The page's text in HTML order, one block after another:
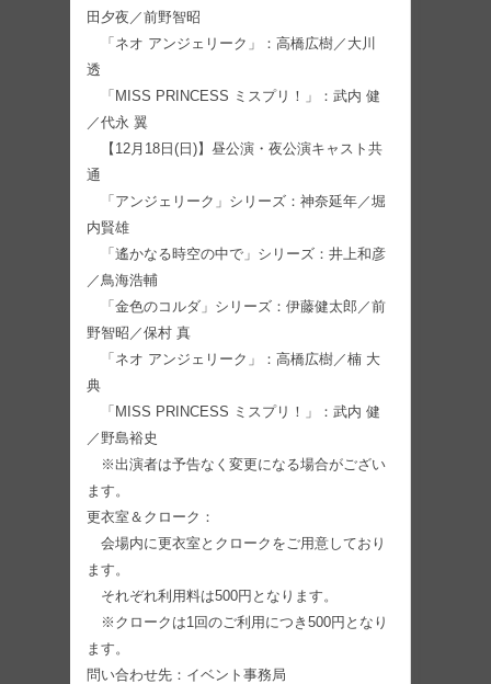
田夕夜／前野智昭
「ネオ アンジェリーク」：高橋広樹／大川
透
「MISS PRINCESS ミスプリ！」：武内 健
／代永 翼
【12月18日(日)】昼公演・夜公演キャスト共
通
「アンジェリーク」シリーズ：神奈延年／堀
内賢雄
「遙かなる時空の中で」シリーズ：井上和彦
／鳥海浩輔
「金色のコルダ」シリーズ：伊藤健太郎／前
野智昭／保村 真
「ネオ アンジェリーク」：高橋広樹／楠 大
典
「MISS PRINCESS ミスプリ！」：武内 健
／野島裕史
※出演者は予告なく変更になる場合がござい
ます。
更衣室＆クローク：
会場内に更衣室とクロークをご用意しており
ます。
それぞれ利用料は500円となります。
※クロークは1回のご利用につき500円となり
ます。
問い合わせ先：イベント事務局